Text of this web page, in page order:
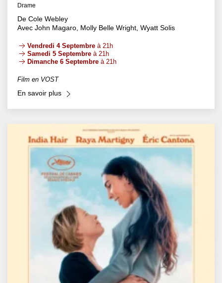
Drame
De Cole Webley
Avec John Magaro, Molly Belle Wright, Wyatt Solis
Vendredi 4 Septembre à 21h
Samedi 5 Septembre à 21h
Dimanche 6 Septembre à 21h
Film en VOST
En savoir plus